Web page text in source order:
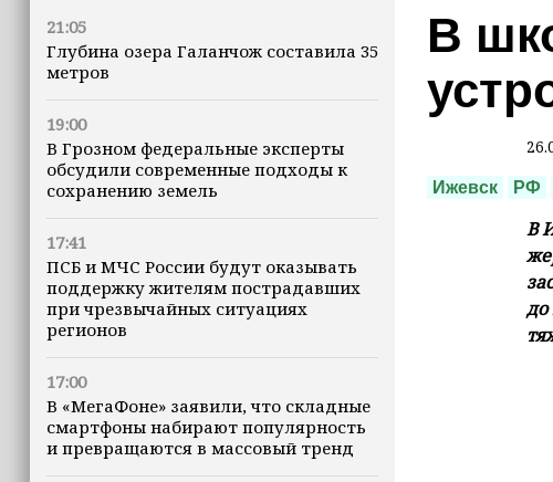
21:05
Глубина озера Галанчож составила 35
метров
19:00
В Грозном федеральные эксперты
обсудили современные подходы к
сохранению земель
17:41
ПСБ и МЧС России будут оказывать
поддержку жителям пострадавших
при чрезвычайных ситуациях
регионов
17:00
В «МегаФоне» заявили, что складные
смартфоны набирают популярность
и превращаются в массовый тренд
В
Ижевск РФ
В
до